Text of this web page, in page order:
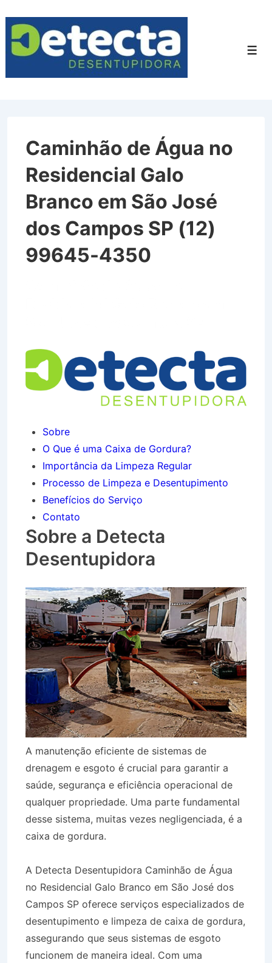
para
Conteúdo
Caminhão de Água no
Residencial Galo
Branco em São José
dos Campos SP (12)
99645-4350
Sobre
O Que é uma Caixa de Gordura?
Importância da Limpeza Regular
Processo de Limpeza e Desentupimento
Benefícios do Serviço
Contato
Sobre a Detecta
Desentupidora
A manutenção eficiente de sistemas de
drenagem e esgoto é crucial para garantir a
saúde, segurança e eficiência operacional de
qualquer propriedade. Uma parte fundamental
desse sistema, muitas vezes negligenciada, é a
caixa de gordura.
A Detecta Desentupidora Caminhão de Água
no Residencial Galo Branco em São José dos
Campos SP oferece serviços especializados de
desentupimento e limpeza de caixa de gordura,
assegurando que seus sistemas de esgoto
funcionem de maneira ideal. Com uma